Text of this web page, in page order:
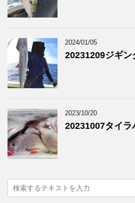
2024/01/05
20231209ジギン
2023/10/20
20231007タイラ